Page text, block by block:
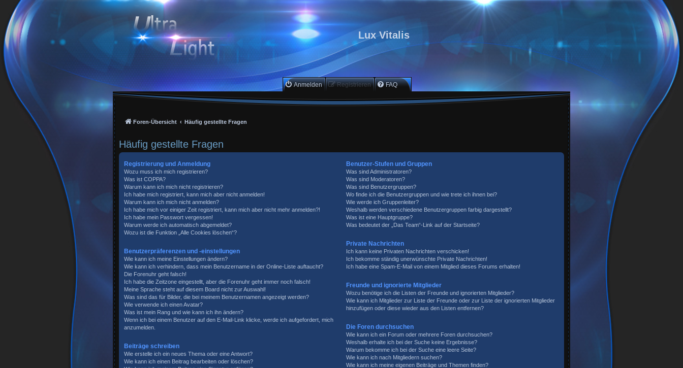
Lux Vitalis
Anmelden Registrieren FAQ
Foren-Übersicht Häufig gestellte Fragen
Häufig gestellte Fragen
Registrierung und Anmeldung
Wozu muss ich mich registrieren?
Was ist COPPA?
Warum kann ich mich nicht registrieren?
Ich habe mich registriert, kann mich aber nicht anmelden!
Warum kann ich mich nicht anmelden?
Ich habe mich vor einiger Zeit registriert, kann mich aber nicht mehr anmelden?!
Ich habe mein Passwort vergessen!
Warum werde ich automatisch abgemeldet?
Wozu ist die Funktion „Alle Cookies löschen“?
Benutzerpräferenzen und -einstellungen
Wie kann ich meine Einstellungen ändern?
Wie kann ich verhindern, dass mein Benutzername in der Online-Liste auftaucht?
Die Forenuhr geht falsch!
Ich habe die Zeitzone eingestellt, aber die Forenuhr geht immer noch falsch!
Meine Sprache steht auf diesem Board nicht zur Auswahl!
Was sind das für Bilder, die bei meinem Benutzernamen angezeigt werden?
Wie verwende ich einen Avatar?
Was ist mein Rang und wie kann ich ihn ändern?
Wenn ich bei einem Benutzer auf den E-Mail-Link klicke, werde ich aufgefordert, mich
anzumelden.
Beiträge schreiben
Wie erstelle ich ein neues Thema oder eine Antwort?
Wie kann ich einen Beitrag bearbeiten oder löschen?
Benutzer-Stufen und Gruppen
Was sind Administratoren?
Was sind Moderatoren?
Was sind Benutzergruppen?
Wo finde ich die Benutzergruppen und wie trete ich ihnen bei?
Wie werde ich Gruppenleiter?
Weshalb werden verschiedene Benutzergruppen farbig dargestellt?
Was ist eine Hauptgruppe?
Was bedeutet der „Das Team“-Link auf der Startseite?
Private Nachrichten
Ich kann keine Privaten Nachrichten verschicken!
Ich bekomme ständig unerwünschte Private Nachrichten!
Ich habe eine Spam-E-Mail von einem Mitglied dieses Forums erhalten!
Freunde und ignorierte Mitglieder
Wozu benötige ich die Listen der Freunde und ignorierten Mitglieder?
Wie kann ich Mitglieder zur Liste der Freunde oder zur Liste der ignorierten Mitglieder
hinzufügen oder diese wieder aus den Listen entfernen?
Die Foren durchsuchen
Wie kann ich ein Forum oder mehrere Foren durchsuchen?
Weshalb erhalte ich bei der Suche keine Ergebnisse?
Warum bekomme ich bei der Suche eine leere Seite?
Wie kann ich nach Mitgliedern suchen?
Wie kann ich meine eigenen Beiträge und Themen finden?